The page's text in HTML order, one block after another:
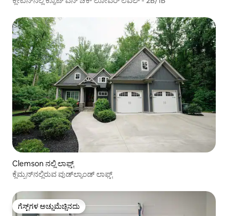
Clemson ನಲ್ಲಿ ಲಾಫ್ಟ್
ಕ್ಲೆಮ್ಸನ್‌ನಲ್ಲಿರುವ ವುಡ್‌ಲ್ಯಾಂಡ್ ಲಾಫ್ಟ್
ಗೆಸ್ಟ್‌ಗಳ ಅಚ್ಚುಮೆಚ್ಚಿನದು
ಗೆಸ್ಟ್‌ಗಳ ಅಚ್ಚುಮೆಚ್ಚಿನದು